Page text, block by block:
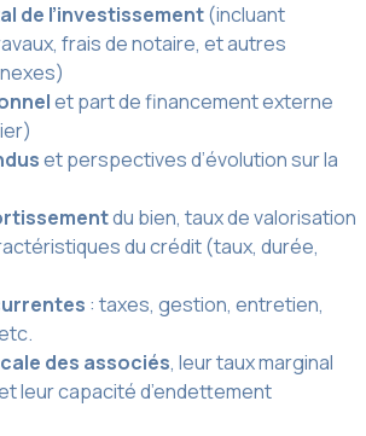
de l’investissement(incluant
frais de notaire, et autres
et part de financement externe
et perspectives d’évolution sur la
du bien, taux de valorisation
du crédit (taux, durée,
: taxes, gestion, entretien,
des associés, leur taux marginal
leur capacité d’endettement